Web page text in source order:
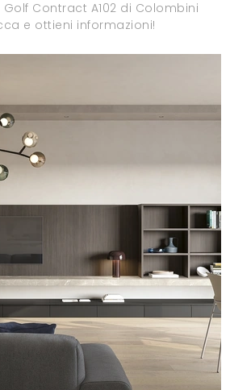
Contract A102 di Colombini
e ottieni informazioni!